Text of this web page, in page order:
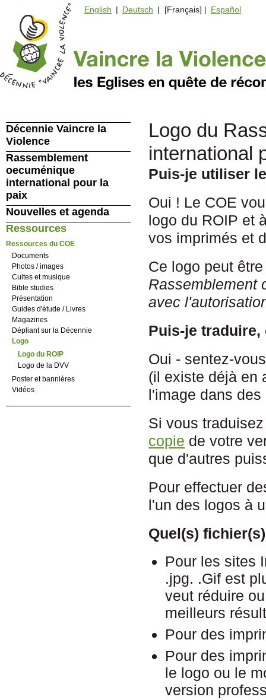
English | Deutsch | [Français] | Español
Logo du
international
Puis-je utiliser
Oui ! Le COE
logo du ROIP et
vos imprimés et
Ce logo peut
Rassemblement
avec
Puis-je
Oui - sentez-
(il existe déjà en
l'image dans
Si vous
copie de votre
que d'autres
Pour effectuer
l'un des logos à
Quel(s)
Pour les sites
.jpg. .Gif est
veut réduire
meilleurs
Pour des
Pour des
le logo ou le
version
Décennie Vaincre la
Violence
Rassemblement
oecuménique
international pour la
paix
Nouvelles et agenda
Ressources
Ressources du COE
Documents
Photos / images
Cultes et musique
Bible studies
Présentation
Guides d'étude / Livres
Magazines
Dépliant sur la Décennie
Logo
Logo du ROIP
Logo de la DVV
Poster et bannières
Vidéos